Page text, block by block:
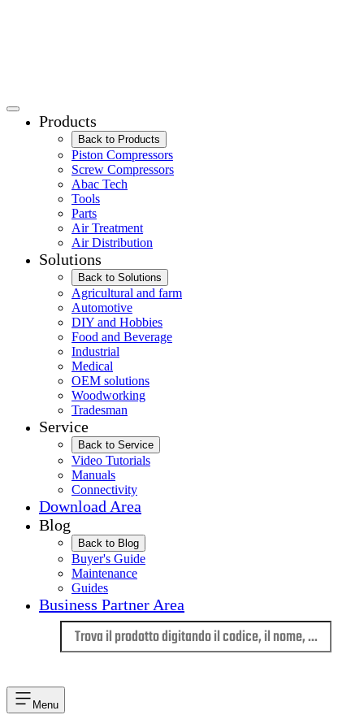
Products
Back to Products
Piston Compressors
Screw Compressors
Abac Tech
Tools
Parts
Air Treatment
Air Distribution
Solutions
Back to Solutions
Agricultural and farm
Automotive
DIY and Hobbies
Food and Beverage
Industrial
Medical
OEM solutions
Woodworking
Tradesman
Service
Back to Service
Video Tutorials
Manuals
Connectivity
Download Area
Blog
Back to Blog
Buyer's Guide
Maintenance
Guides
Business Partner Area
Menu